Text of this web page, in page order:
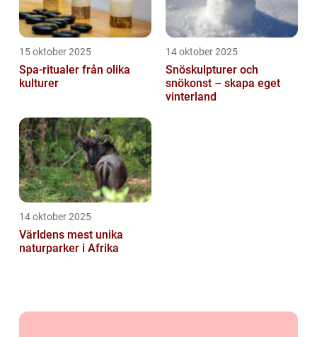
15 oktober 2025
Spa-ritualer från olika
kulturer
14 oktober 2025
Snöskulpturer och
snökonst – skapa eget
vinterland
14 oktober 2025
Världens mest unika
naturparker i Afrika